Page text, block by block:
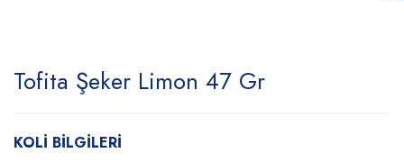
Tofita Şeker Limon 47 Gr
KOLİ BİLGİLERİ